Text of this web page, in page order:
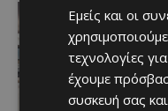
Εμείς και οι
τεχνολογίες
έχουμε
συσκευή σας